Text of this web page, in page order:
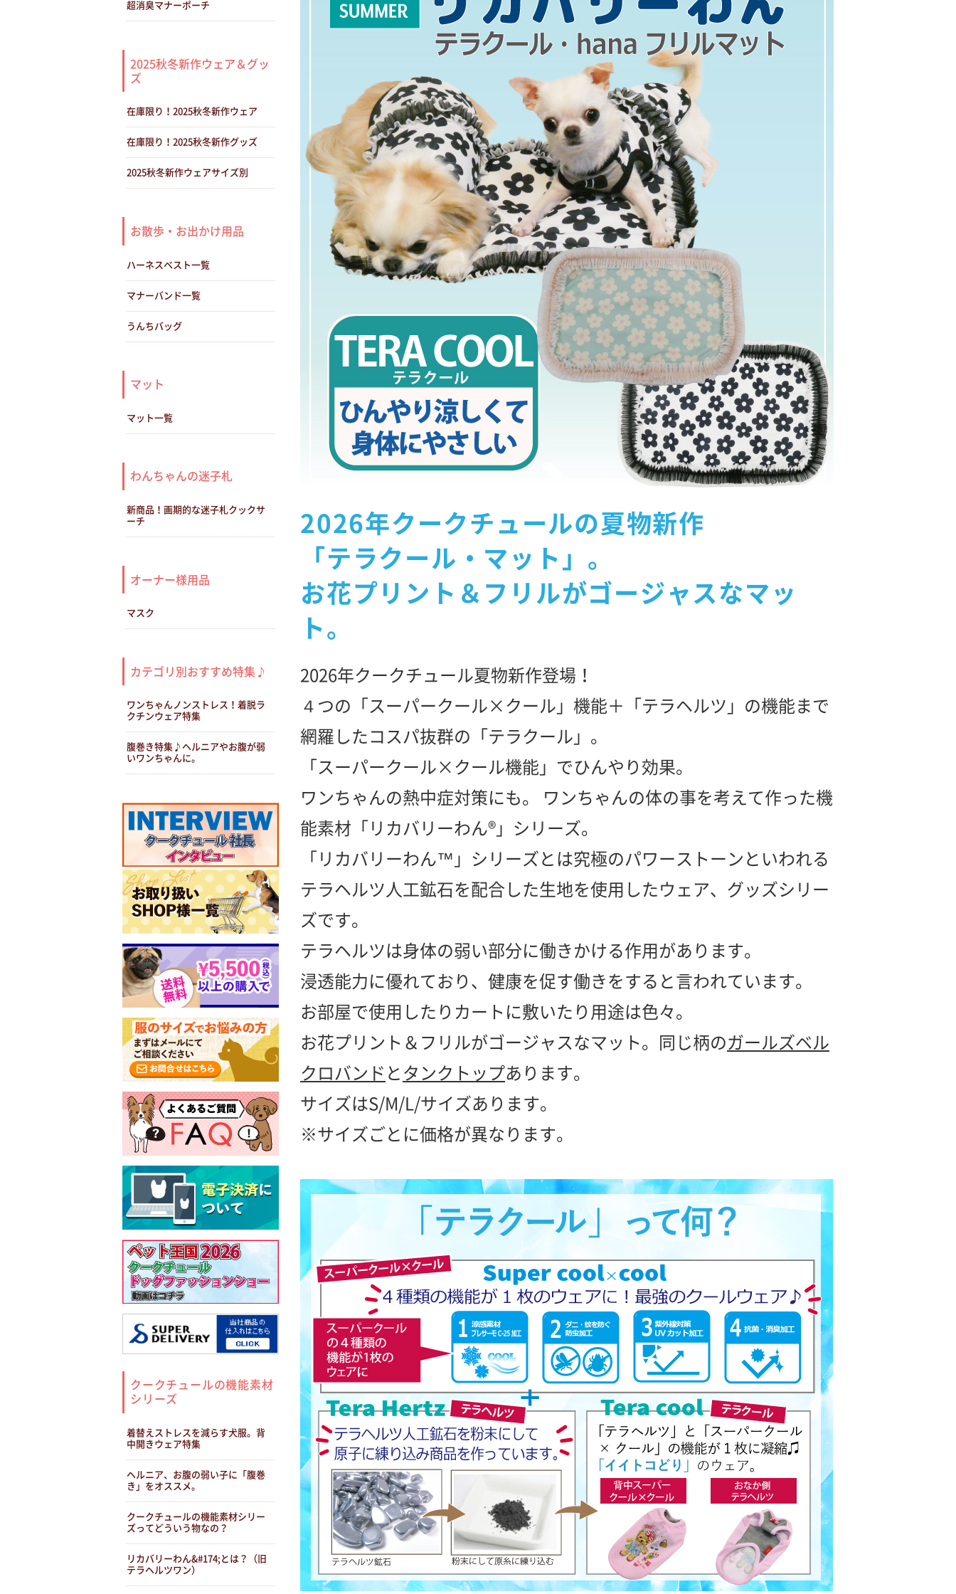
2026年クークチュールの夏物新作
「テラクール・マット」。
お花プリント＆フリルがゴージャスなマッ
ト。
2026年クークチュール夏物新作登場！
４つの「スーパークール×クール」機能＋「テラヘルツ」の機能まで
網羅したコスパ抜群の「テラクール」。
「スーパークール×クール機能」でひんやり効果。
ワンちゃんの熱中症対策にも。 ワンちゃんの体の事を考えて作った機
能素材「リカバリーわん®」シリーズ。
「リカバリーわん™」シリーズとは究極のパワーストーンといわれる
テラヘルツ人工鉱石を配合した生地を使用したウェア、グッズシリー
ズです。
テラヘルツは身体の弱い部分に働きかける作用があります。
浸透能力に優れており、健康を促す働きをすると言われています。
お部屋で使用したりカートに敷いたり用途は色々。
お花プリント＆フリルがゴージャスなマット。同じ柄のガールズベル
クロバンド と タンクトップあります。
サイズはS/M/L/サイズあります。
※サイズごとに価格が異なります。
超消臭マナーポーチ
2025秋冬新作ウェア＆グッ
ズ
在庫限り！2025秋冬新作ウェア
在庫限り！2025秋冬新作グッズ
2025秋冬新作ウェアサイズ別
お散歩・お出かけ用品
ハーネスベスト一覧
マナーバンド一覧
うんちバッグ
マット
マット一覧
わんちゃんの迷子札
新商品！画期的な迷子札クックサ
ーチ
オーナー様用品
マスク
カテゴリ別おすすめ特集♪
ワンちゃんノンストレス！着脱ラ
クチンウェア特集
腹巻き特集♪ヘルニアやお腹が弱
いワンちゃんに。
クークチュールの機能素材
シリーズ
着替えストレスを減らす犬服。背
中開きウェア特集
ヘルニア、お腹の弱い子に「腹巻
き」をオススメ。
クークチュールの機能素材シリー
ズってどういう物なの？
リカバリーわん&#174;とは？（旧
テラヘルツワン）